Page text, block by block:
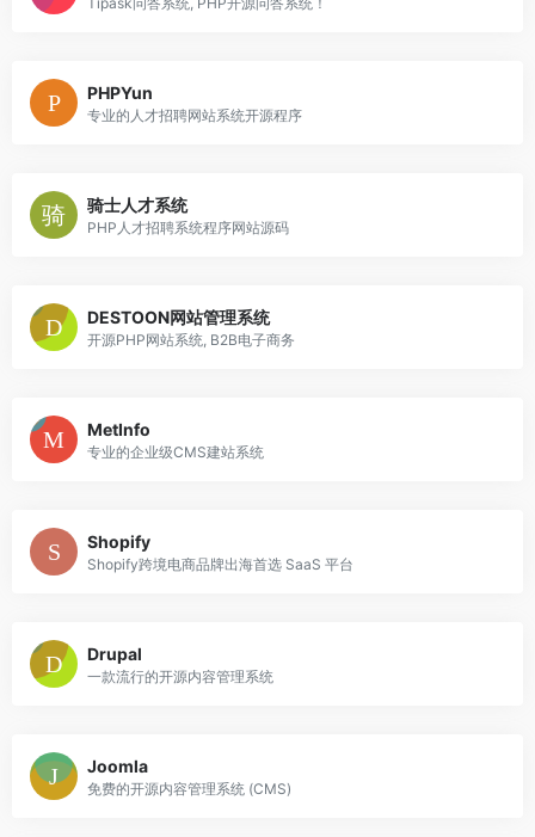
PHPYun
专业的人才招聘网站系统开源程序
骑士人才系统
PHP人才招聘系统程序网站源码
DESTOON网站管理系统
开源PHP网站系统, B2B电子商务
MetInfo
专业的企业级CMS建站系统
Shopify
Shopify跨境电商品牌出海首选 SaaS 平台
Drupal
一款流行的开源内容管理系统
Joomla
免费的开源内容管理系统 (CMS)